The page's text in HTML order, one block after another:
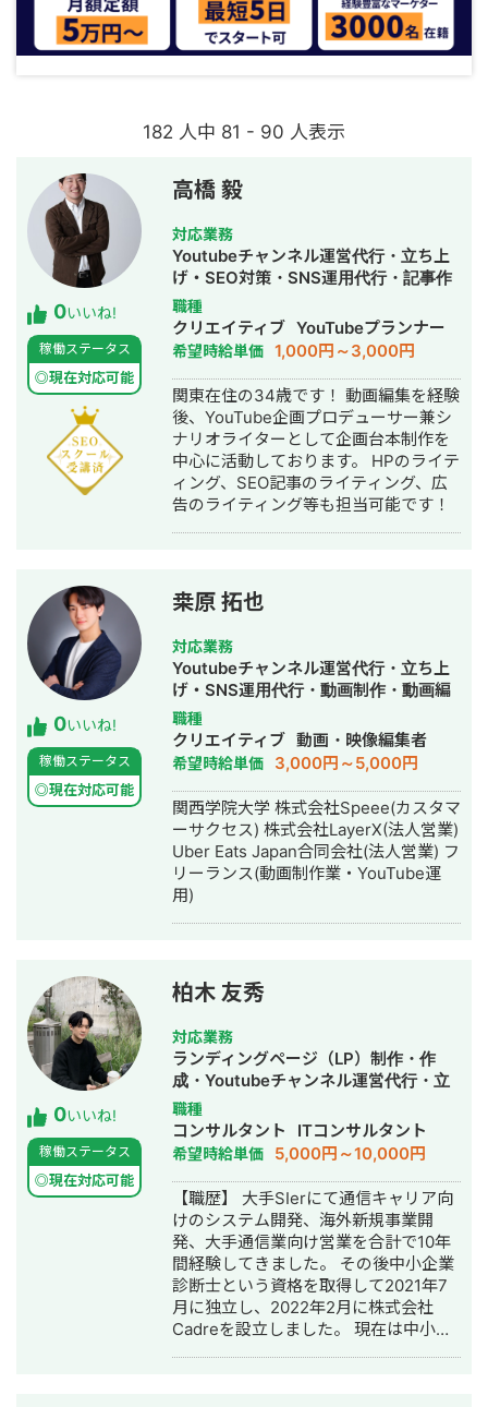
182 人中 81 - 90 人表示
0いいね!
稼働ステータス
◎現在対応可能
高橋 毅
対応業務
Youtubeチャンネル運営代行・立ち上
げ・SEO対策・SNS運用代行・記事作
成代行・ライティング・動画制作・動
画編集
職種
クリエイティブ YouTubeプランナー
希望時給単価 1,000円～3,000円
関東在住の34歳です！ 動画編集を経験
後、YouTube企画プロデューサー兼シ
ナリオライターとして企画台本制作を
中心に活動しております。 HPのライテ
ィング、SEO記事のライティング、広
告のライティング等も担当可能です！
0いいね!
稼働ステータス
◎現在対応可能
桒原 拓也
対応業務
Youtubeチャンネル運営代行・立ち上
げ・SNS運用代行・動画制作・動画編
集
職種
クリエイティブ 動画・映像編集者
希望時給単価 3,000円～5,000円
関西学院大学 株式会社Speee(カスタマ
ーサクセス) 株式会社LayerX(法人営業)
Uber Eats Japan合同会社(法人営業) フ
リーランス(動画制作業・YouTube運
用)
0いいね!
稼働ステータス
◎現在対応可能
柏木 友秀
対応業務
ランディングページ（LP）制作・作
成・Youtubeチャンネル運営代行・立
ち上げ・SEO対策・新規事業立上・
SNS運用代行・記事作成代行・ライテ
ィング
職種
コンサルタント ITコンサルタント
希望時給単価 5,000円～10,000円
【職歴】 大手SIerにて通信キャリア向
けのシステム開発、海外新規事業開
発、大手通信業向け営業を合計で10年
間経験してきました。 その後中小企業
診断士という資格を取得して2021年7
月に独立し、2022年2月に株式会社
Cadreを設立しました。 現在は中小企